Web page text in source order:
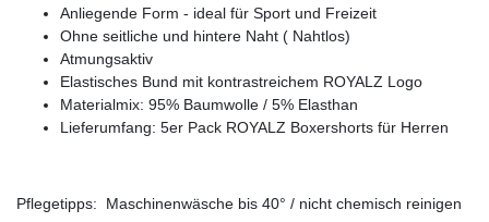
Anliegende Form - ideal für Sport und Freizeit
Ohne seitliche und hintere Naht ( Nahtlos)
Atmungsaktiv
Elastisches Bund mit kontrastreichem ROYALZ Logo
Materialmix: 95% Baumwolle / 5% Elasthan
Lieferumfang: 5er Pack ROYALZ Boxershorts für Herren
Pflegetipps: Maschinenwäsche bis 40° / nicht chemisch reinigen